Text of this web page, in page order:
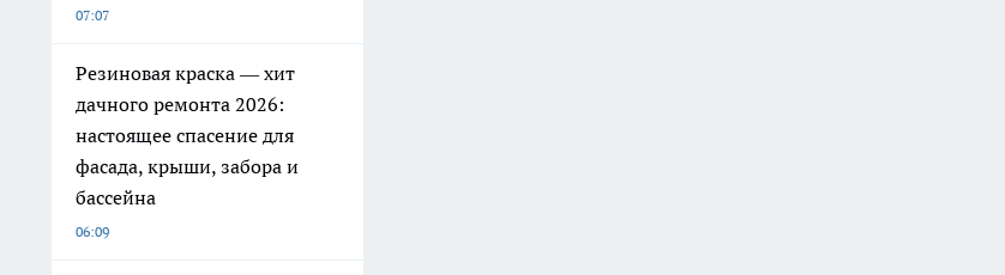
07:07
Резиновая краска — хит
дачного ремонта 2026:
настоящее спасение для
фасада, крыши, забора и
бассейна
06:09